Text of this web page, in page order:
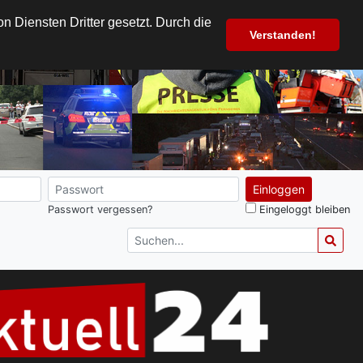
Diensten Dritter gesetzt. Durch die
Verstanden!
Passwort vergessen?
Einloggen
Eingeloggt bleiben